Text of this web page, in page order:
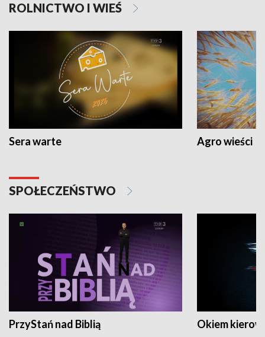
ROLNICTWO I WIEŚ
Sera warte Agro wieści
SPOŁECZEŃSTWO
PrzyStań nad Biblią Okiem